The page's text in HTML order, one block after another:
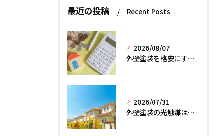
最近の投稿 Recent Posts
2026/08/07
外壁塗装を格安にする裏ワザ！専門店に直接頼むと数十万浮く？
2026/07/31
外壁塗装の光触媒は効果なし？デメリットと2026年のリアル